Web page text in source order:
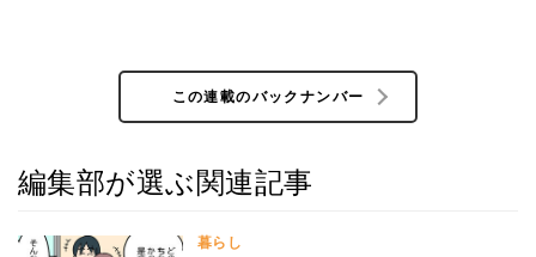
この連載のバックナンバー
編集部が選ぶ関連記事
暮らし